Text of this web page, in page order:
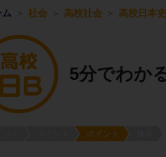
ム 社会 高校社会 高校日本
5分でわか
ポイント